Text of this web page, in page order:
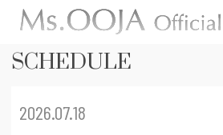
SCHEDULE
2026.07.18